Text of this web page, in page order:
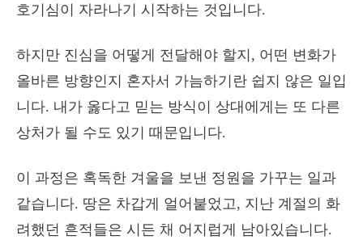
호기심이 자라나기 시작하는 것입니다.
하지만 진심을 어떻게 전달해야 할지, 어떤 변화가
올바른 방향인지 혼자서 가늠하기란 쉽지 않은 일입
니다. 내가 옳다고 믿는 방식이 상대에게는 또 다른
상처가 될 수도 있기 때문입니다.
이 과정은 혹독한 겨울을 보낸 정원을 가꾸는 일과
같습니다. 땅은 차갑게 얼어붙었고, 지난 계절의 화
려했던 흔적들은 시든 채 어지럽게 남아있습니다.